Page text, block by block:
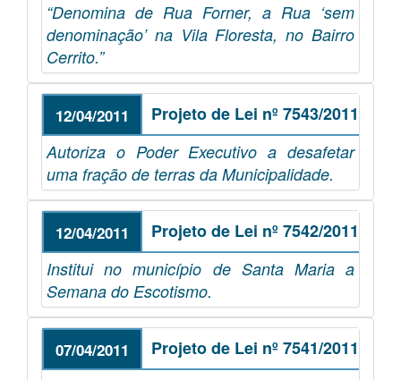
“Denomina de Rua Forner, a Rua ‘sem
denominação’ na Vila Floresta, no Bairro
Cerrito.”
12/04/2011 Projeto de Lei nº 7543/2011
Autoriza o Poder Executivo a desafetar
uma fração de terras da Municipalidade.
12/04/2011 Projeto de Lei nº 7542/2011
Institui no município de Santa Maria a
Semana do Escotismo.
07/04/2011 Projeto de Lei nº 7541/2011